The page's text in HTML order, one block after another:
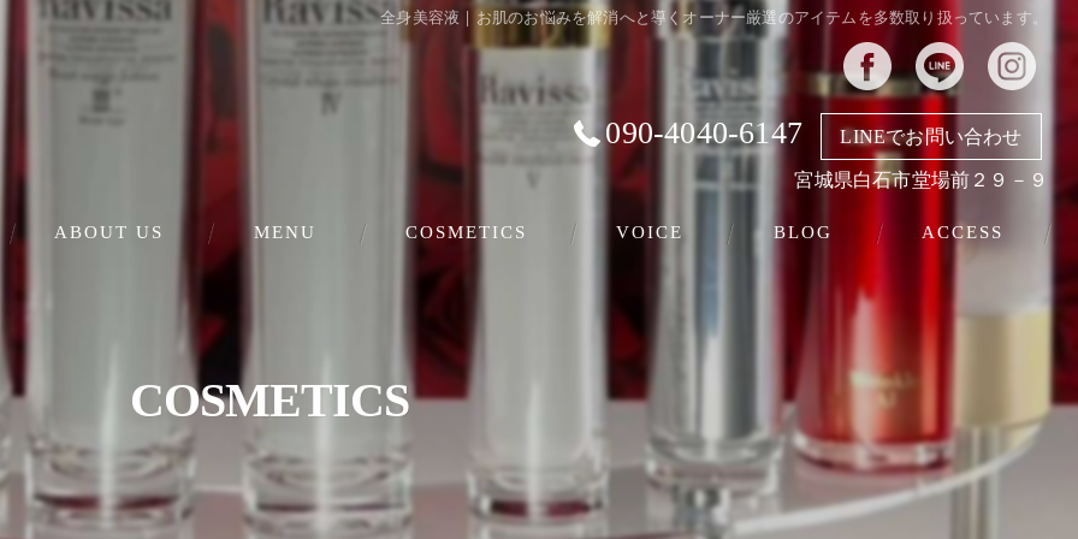
全身美容液 | お肌のお悩みを解消へと導くオーナー厳選のアイテムを多数取り扱っています。
090-4040-6147 LINEでお問い合わせ
宮城県白石市堂場前２９－９
ABOUT US MENU
ダイエット・妊活
セルフホワイトニング
COSMETICS VOICE BLOG ACCESS
COSMETICS